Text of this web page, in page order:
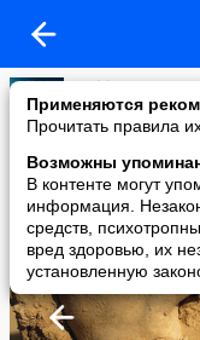
Применяются
Прочитать правила
Возможны
В контенте могут
информация.
средств,
вред здоровью, их
установленную
Buddy
added a photo
19 Apr в 12:20